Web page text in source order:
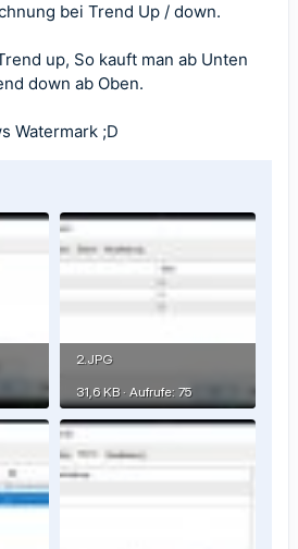
bei Trend Up / down.
up, So kauft man ab Unten
down ab Oben.
Watermark ;D
2.JPG
31,6 KB · Aufrufe: 75